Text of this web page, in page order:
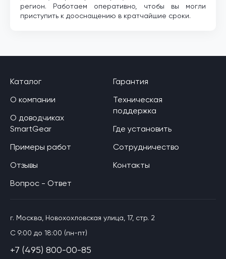
регион. Работаем оперативно, чтобы вы могли
приступить к дооснащению в кратчайшие сроки.
Каталог
О компании
О доводчиках
SmartGear
Примеры работ
Отзывы
Вопрос - Ответ
Гарантия
Техническая
поддержка
Где установить
Сотрудничество
Контакты
г. Москва, Новохохловская улица, 17, стр. 2
C 9:00 до 18:00 (пн-пт)
+7 (495) 800-00-85